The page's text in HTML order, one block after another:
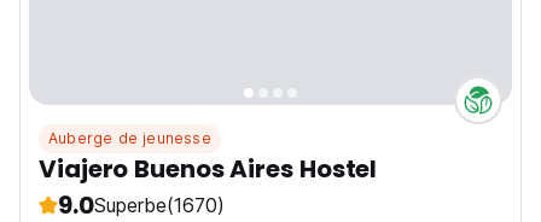
Auberge de jeunesse
Viajero Buenos Aires Hostel
9.0Superbe(1670)